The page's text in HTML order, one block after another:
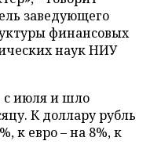
заведующего
финансовых
наук НИУ
с июля и шло
К доллару рубль
к евро – на 8%, к